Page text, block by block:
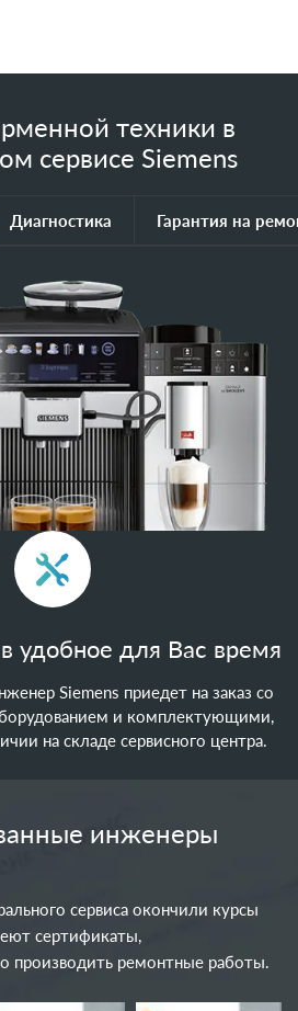
техники в
сервисе Siemens
Диагностика Гарантия на
удобное для Вас время
Siemens приедет на заказ со
и комплектующими,
на складе сервисного центра.
инженеры
сервиса окончили курсы
сертификаты,
производить ремонтные работы.